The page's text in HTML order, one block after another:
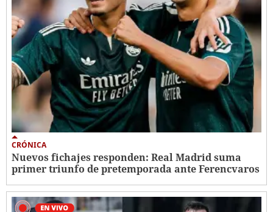
CRÓNICA
Nuevos fichajes responden: Real Madrid suma
primer triunfo de pretemporada ante Ferencvaros